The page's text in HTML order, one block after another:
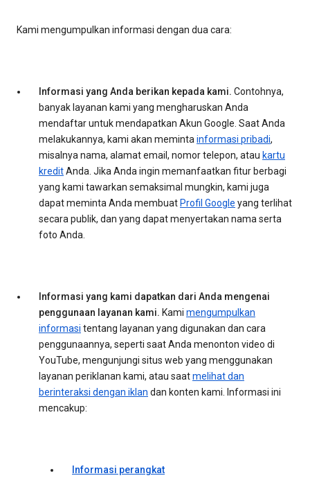
Kami mengumpulkan informasi dengan dua cara:
Informasi yang Anda berikan kepada kami. Contohnya,
banyak layanan kami yang mengharuskan Anda
mendaftar untuk mendapatkan Akun Google. Saat Anda
melakukannya, kami akan memintainformasi pribadi,
misalnya nama, alamat email, nomor telepon, atau kartu
kreditAnda. Jika Anda ingin memanfaatkan fitur berbagi
yang kami tawarkan semaksimal mungkin, kami juga
dapat meminta Anda membuat Profil Google yang terlihat
secara publik, dan yang dapat menyertakan nama serta
foto Anda.
Informasi yang kami dapatkan dari Anda mengenai
penggunaan layanan kami. Kami mengumpulkan
informasi tentang layanan yang digunakan dan cara
penggunaannya, seperti saat Anda menonton video di
YouTube, mengunjungi situs web yang menggunakan
layanan periklanan kami, atau saatmelihat dan
berinteraksi dengan iklan dan konten kami. Informasi ini
mencakup:
Informasi perangkat